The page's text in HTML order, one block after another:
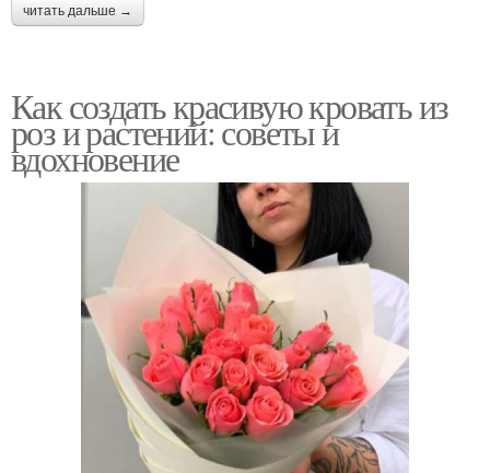
читать дальше →
Как создать красивую кровать из
роз и растений: советы и
вдохновение